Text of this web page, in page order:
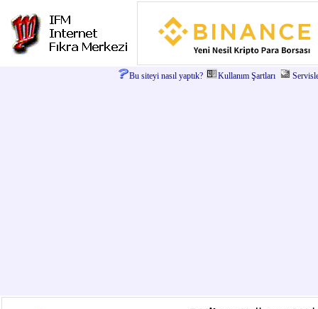
Bu siteyi nasıl yaptık? Kullanım Şartları